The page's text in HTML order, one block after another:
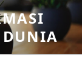
DUNIA